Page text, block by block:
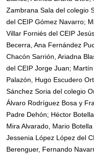
Zambrana Sala del colegio
del CEIP Gómez Navarro;
Villar Forniés del CEIP
Becerra, Ana Fernández
Chacón Sarrión, Ariadna
del CEIP Jorge Juan;
Palazón, Hugo Escudero
Sánchez Soria del colegio
Álvaro Rodríguez Bosa y
Padre Dehón; Héctor
Mira Alvarado, Mario
Jessenia López López del
Berenguer, Fernando